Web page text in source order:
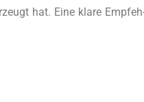
hat. Eine kla­re